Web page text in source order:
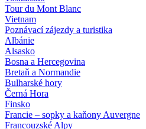
Tour du Mont Blanc
Vietnam
Poznávací zájezdy a turistika
Albánie
Alsasko
Bosna a Hercegovina
Bretaň a Normandie
Bulharské hory
Černá Hora
Finsko
Francie – sopky a kaňony Auvergne
Francouzské Alpy